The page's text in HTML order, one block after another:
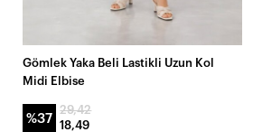
Gömlek Yaka Beli Lastikli Uzun Kol
Midi Elbise
%37
29,42
18,49